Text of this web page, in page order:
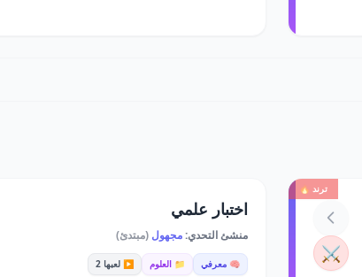
ترند 🔥
⚔️
اختبار علمي
منشئ التحدي:مجهول(مبتدئ)
🧠 معرفي 📁 العلوم ▶️ لعبها 2